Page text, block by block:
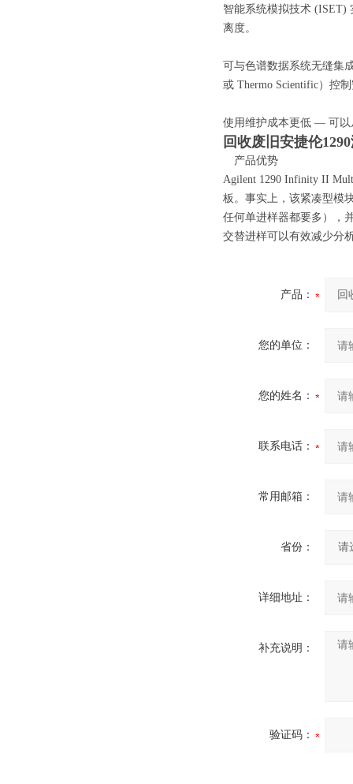
智能系统模拟技术 (ISET)
离度。
可与色谱数据系统无缝集
或 Thermo Scientific）控
使用维护成本更低 — 可以
回收废旧安捷伦
产品优势
Agilent 1290 Infinity II
板。事实上，该紧凑型模
任何单进样器都要多），
交替进样可以有效减少分
产品：
您的单位：
您的姓名：
联系电话：
常用邮箱：
省份：
详细地址：
补充说明：
验证码：